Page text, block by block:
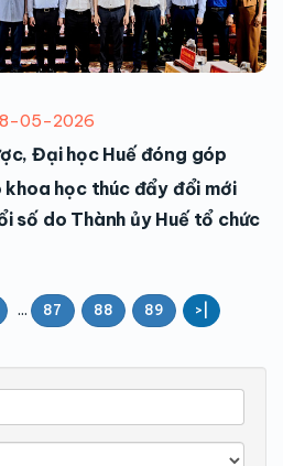
05-2026
Đại học Huế đóng góp
học thúc đẩy đổi mới
số do Thành ủy Huế tổ chức
... 87 88 89 >|